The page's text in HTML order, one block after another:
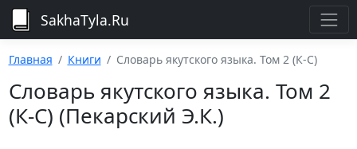
SakhaTyla.Ru
Главная Книги Словарь якутского языка. Том 2 (К-С)
Словарь якутского языка. Том 2
(К-С) (Пекарский Э.К.)